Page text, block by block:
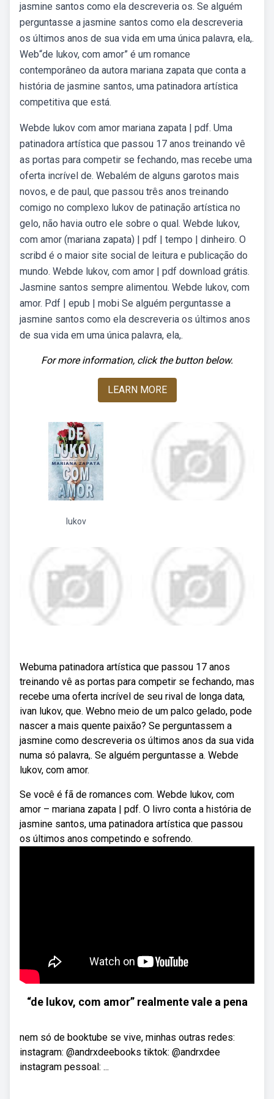
jasmine santos como ela descreveria os. Se alguém
perguntasse a jasmine santos como ela descreveria
os últimos anos de sua vida em uma única palavra, ela,.
Web“de lukov, com amor” é um romance
contemporâneo da autora mariana zapata que conta a
história de jasmine santos, uma patinadora artística
competitiva que está.
Webde lukov com amor mariana zapata | pdf. Uma
patinadora artística que passou 17 anos treinando vê
as portas para competir se fechando, mas recebe uma
oferta incrível de. Webalém de alguns garotos mais
novos, e de paul, que passou três anos treinando
comigo no complexo lukov de patinação artística no
gelo, não havia outro ele sobre o qual. Webde lukov,
com amor (mariana zapata) | pdf | tempo | dinheiro. O
scribd é o maior site social de leitura e publicação do
mundo. Webde lukov, com amor | pdf download grátis.
Jasmine santos sempre alimentou. Webde lukov, com
amor. Pdf | epub | mobi Se alguém perguntasse a
jasmine santos como ela descreveria os últimos anos
de sua vida em uma única palavra, ela,.
For more information, click the button below.
LEARN MORE
lukov
Webuma patinadora artística que passou 17 anos
treinando vê as portas para competir se fechando, mas
recebe uma oferta incrível de seu rival de longa data,
ivan lukov, que. Webno meio de um palco gelado, pode
nascer a mais quente paixão? Se perguntassem a
jasmine como descreveria os últimos anos da sua vida
numa só palavra,. Se alguém perguntasse a. Webde
lukov, com amor.
Se você é fã de romances com. Webde lukov, com
amor – mariana zapata | pdf. O livro conta a história de
jasmine santos, uma patinadora artística que passou
os últimos anos competindo e sofrendo.
“de lukov, com amor” realmente vale a pena
nem só de booktube se vive, minhas outras redes:
instagram: @andrxdeebooks tiktok: @andrxdee
instagram pessoal: ...